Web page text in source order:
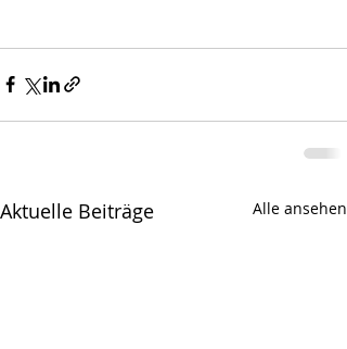
Aktuelle Beiträge Alle ansehen